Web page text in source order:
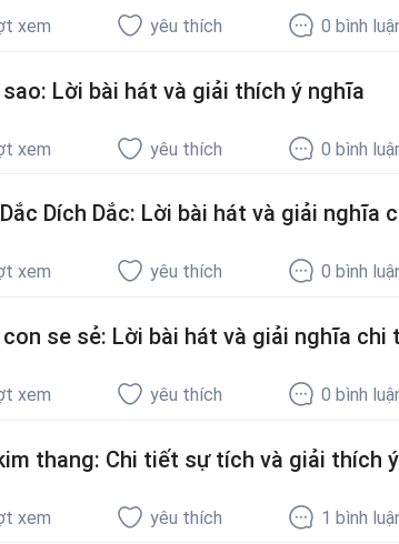
xem yêu thích 0 bình
Lời bài hát và giải thích ý nghĩa
xem yêu thích 0bình
Dích Dắc: Lời bài hát và giải nghĩa
xem yêu thích 0 bình
se sẻ: Lời bài hát và giải nghĩa chi
xem yêu thích 0bình
thang: Chi tiết sự tích và giải thích
xem yêu thích 1bình